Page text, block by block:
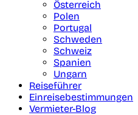
Österreich
Polen
Portugal
Schweden
Schweiz
Spanien
Ungarn
Reiseführer
Einreisebestimmungen
Vermieter-Blog